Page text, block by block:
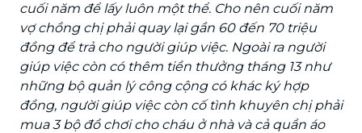
cuối năm để lấy luôn một thể. Cho nên cuối năm
vợ chồng chị phải quay lại gần 60 đến 70 triệu
đồng để trả cho người giúp việc. Ngoài ra người
giúp việc còn có thêm tiền thưởng tháng 13 như
những bộ quản lý công cộng có khác ký hợp
đồng, người giúp việc còn cố tình khuyên chị phải
mua 3 bộ đồ chơi cho cháu ở nhà và cả quần áo